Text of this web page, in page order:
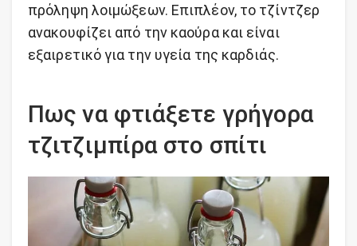
πρόληψη λοιμώξεων. Επιπλέον, το τζίντζερ
ανακουφίζει από την καούρα και είναι
εξαιρετικό για την υγεία της καρδιάς.
Πως να φτιάξετε γρήγορα
τζιτζιμπίρα στο σπίτι